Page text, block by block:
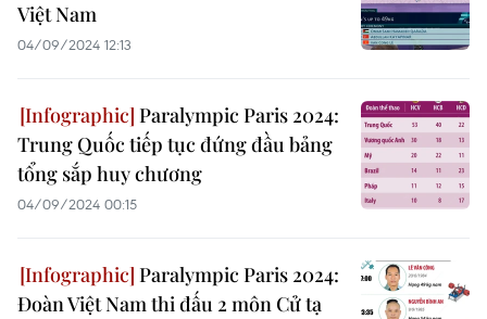
Việt Nam
04/09/2024 12:13
Paralympic Paris 2024:
Trung Quốc tiếp tục đứng đầu bảng
tổng sắp huy chương
04/09/2024 00:15
Paralympic Paris 2024:
Đoàn Việt Nam thi đấu 2 môn Cử tạ